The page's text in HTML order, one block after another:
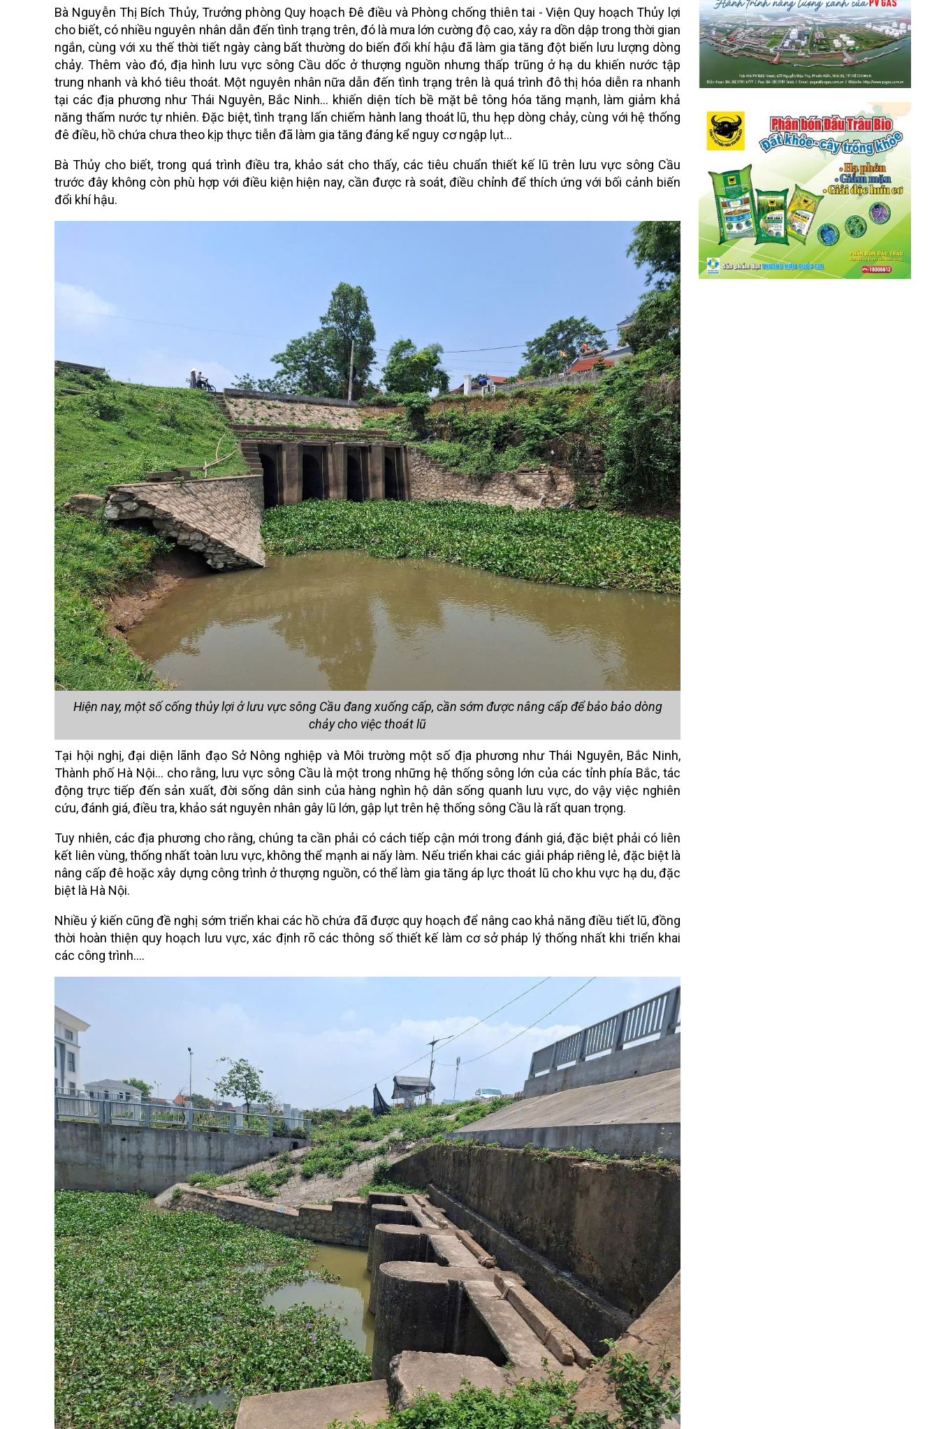
Bà Nguyễn Thị Bích Thủy, Trưởng phòng Quy hoạch Đê điều và Phòng chống thiên tai - Viện Quy hoạch Thủy lợi
cho biết, có nhiều nguyên nhân dẫn đến tình trạng trên, đó là mưa lớn cường độ cao, xảy ra dồn dập trong thời gian
ngắn, cùng với xu thế thời tiết ngày càng bất thường do biến đổi khí hậu đã làm gia tăng đột biến lưu lượng dòng
chảy. Thêm vào đó, địa hình lưu vực sông Cầu dốc ở thượng nguồn nhưng thấp trũng ở hạ du khiến nước tập
trung nhanh và khó tiêu thoát. Một nguyên nhân nữa dẫn đến tình trạng trên là quá trình đô thị hóa diễn ra nhanh
tại các địa phương như Thái Nguyên, Bắc Ninh… khiến diện tích bề mặt bê tông hóa tăng mạnh, làm giảm khả
năng thấm nước tự nhiên. Đặc biệt, tình trạng lấn chiếm hành lang thoát lũ, thu hẹp dòng chảy, cùng với hệ thống
đê điều, hồ chứa chưa theo kịp thực tiễn đã làm gia tăng đáng kể nguy cơ ngập lụt...
Bà Thủy cho biết, trong quá trình điều tra, khảo sát cho thấy, các tiêu chuẩn thiết kế lũ trên lưu vực sông Cầu
trước đây không còn phù hợp với điều kiện hiện nay, cần được rà soát, điều chỉnh để thích ứng với bối cảnh biến
đổi khí hậu.
Hiện nay, một số cống thủy lợi ở lưu vực sông Cầu đang xuống cấp, cần sớm được nâng cấp để bảo bảo dòng
chảy cho việc thoát lũ
Tại hội nghị, đại diện lãnh đạo Sở Nông nghiệp và Môi trường một số địa phương như Thái Nguyên, Bắc Ninh,
Thành phố Hà Nội… cho rằng, lưu vực sông Cầu là một trong những hệ thống sông lớn của các tỉnh phía Bắc, tác
động trực tiếp đến sản xuất, đời sống dân sinh của hàng nghìn hộ dân sống quanh lưu vực, do vậy việc nghiên
cứu, đánh giá, điều tra, khảo sát nguyên nhân gây lũ lớn, gập lụt trên hệ thống sông Cầu là rất quan trọng.
Tuy nhiên, các địa phương cho rằng, chúng ta cần phải có cách tiếp cận mới trong đánh giá, đặc biệt phải có liên
kết liên vùng, thống nhất toàn lưu vực, không thể mạnh ai nấy làm. Nếu triển khai các giải pháp riêng lẻ, đặc biệt là
nâng cấp đê hoặc xây dựng công trình ở thượng nguồn, có thể làm gia tăng áp lực thoát lũ cho khu vực hạ du, đặc
biệt là Hà Nội.
Nhiều ý kiến cũng đề nghị sớm triển khai các hồ chứa đã được quy hoạch để nâng cao khả năng điều tiết lũ, đồng
thời hoàn thiện quy hoạch lưu vực, xác định rõ các thông số thiết kế làm cơ sở pháp lý thống nhất khi triển khai
các công trình….